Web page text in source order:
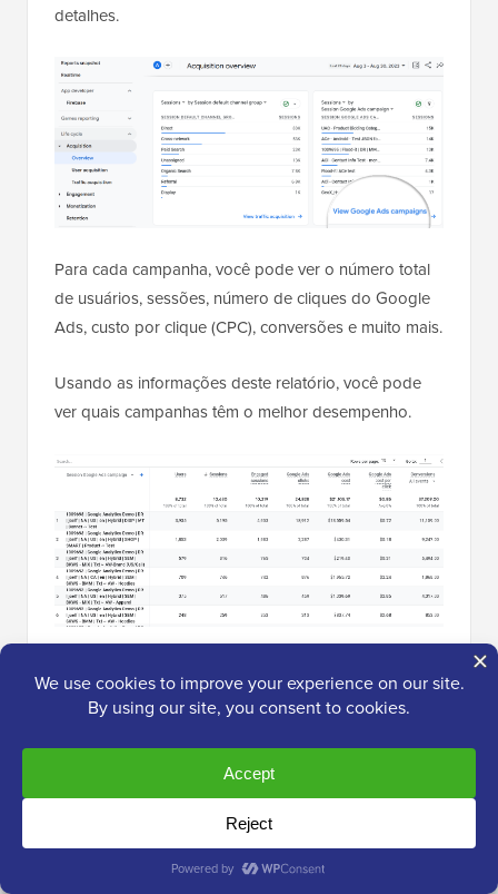
detalhes.
Para cada campanha, você pode ver o número total
de usuários, sessões, número de cliques do Google
Ads, custo por clique (CPC), conversões e muito mais.
Usando as informações deste relatório, você pode
ver quais campanhas têm o melhor desempenho.
conversão do Google Ads no WordPress
, a coisa mais importante que você quer
ter certeza é que a configuração foi feita
É por isso que usamos e recomendamos o